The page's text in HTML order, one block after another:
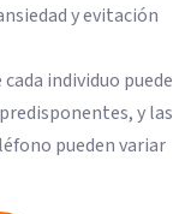
y evitación
individuo puede
y las
pueden variar